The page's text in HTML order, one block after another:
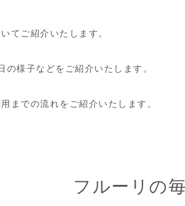
てご紹介いたします。
の様子などをご紹介いたします。
までの流れをご紹介いたします。
フルーリの